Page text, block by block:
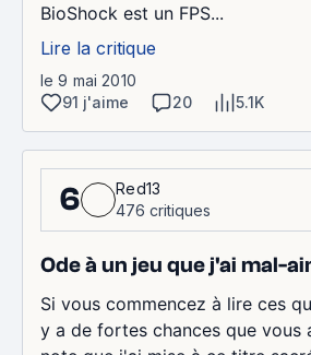
BioShock est un FPS...
Lire la critique
le 9 mai 2010
91 j'aime
20 5.1K
6
Red13
476 critiques
Ode à un jeu que j'ai mal-
Si vous commencez à lire ces
y a de fortes chances que vous